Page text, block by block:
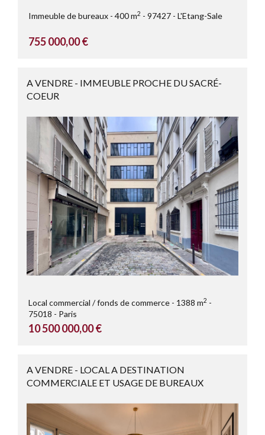
Immeuble de bureaux 400 m2 97427 L'Etang-Sale
755 000,00 €
A VENDRE - IMMEUBLE PROCHE DU SACRÉ-
COEUR
Local commercial / fonds de commerce 1388 m2
75018 Paris
10 500 000,00 €
A VENDRE - LOCAL A DESTINATION
COMMERCIALE ET USAGE DE BUREAUX